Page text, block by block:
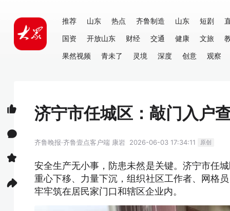
推荐 山东 热点 齐鲁制造 山东 短剧
国资
开放山东 财经 交通 健康 文旅
果然视频
青未了 灵境 深度 创意 观察
济宁市任城区：敲门入户
齐鲁晚报·齐鲁壹点客户端 康岩 2026-06-03 17:34:11 原创
安全生产无小事，防患未然是关键。济宁市任
重心下移、力量下沉，组织社区工作者、网格
牢牢筑在居民家门口和辖区企业内。